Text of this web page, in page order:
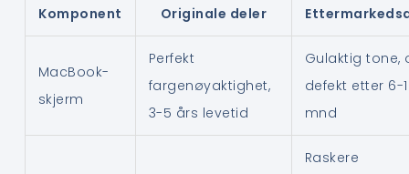
Komponent
Originale deler
MacBook-
skjerm
Perfekt
fargenøyaktighet,
3-5 års levetid
Gulaktig tone,
defekt etter 6-
mnd
Raskere